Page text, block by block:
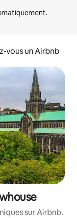
vous un Airbnb
sur Airbnb.